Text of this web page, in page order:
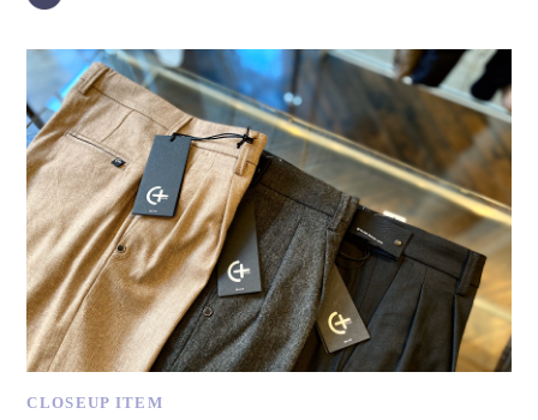
CLOSEUP ITEM